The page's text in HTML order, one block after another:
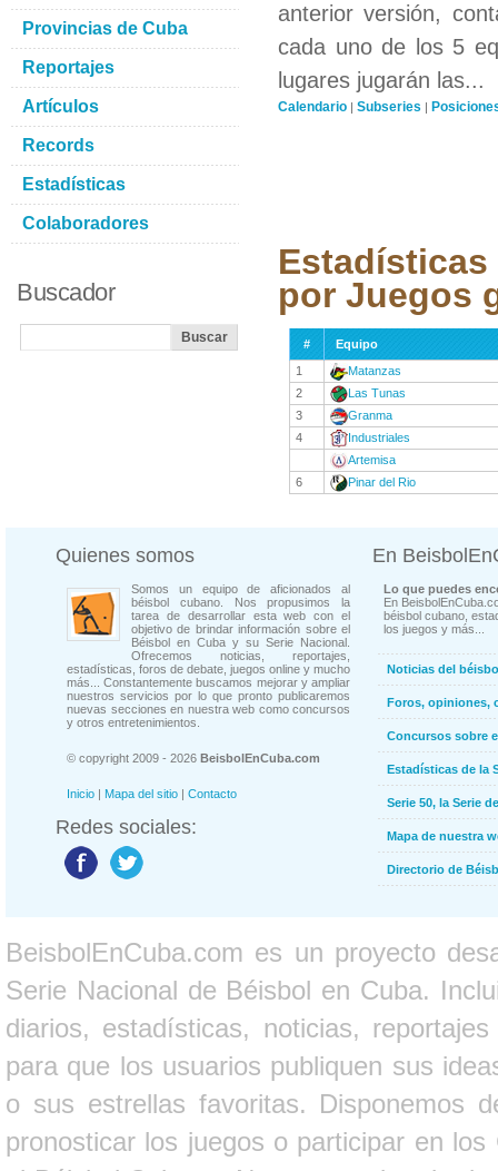
anterior versión,
cada uno de los 5
lugares jugarán las...
Calendario | Subseries |
por Juegos
#
Equipo
1
Matanzas
2
Las Tunas
3
Granma
4
Industriales
Artemisa
6
Pinar del Rio
Provincias de Cuba
Reportajes
Artículos
Records
Estadísticas
Colaboradores
Buscador
Quienes somos
Somos un equipo de aficionados al
béisbol cubano. Nos propusimos la
tarea de desarrollar esta web con el
objetivo de brindar información sobre el
Béisbol en Cuba y su Serie Nacional.
Ofrecemos noticias, reportajes,
estadísticas, foros de debate, juegos online y mucho
más... Constantemente buscamos mejorar y ampliar
nuestros servicios por lo que pronto publicaremos
nuevas secciones en nuestra web como concursos
y otros entretenimientos.
© copyright 2009 - 2026 BeisbolEnCuba.com
Inicio | Mapa del sitio | Contacto
Redes sociales:
En
Lo que puedes
En
béisbol cubano,
los juegos y más...
Noticias del
Foros, opiniones,
Concursos sobre
Estadísticas de la
Serie 50, la Serie
Mapa de nuestra
Directorio de
BeisbolEnCuba.com es un proyecto
Serie Nacional de Béisbol en Cuba.
diarios, estadísticas, noticias,
para que los usuarios publiquen sus
o sus estrellas favoritas. Disponemos
pronosticar los juegos o participar en